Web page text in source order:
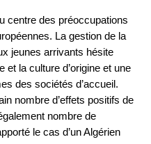
centre des préoccupations
La gestion de la
jeunes arrivants hésite
et la culture d’origine et une
des sociétés d’accueil.
nombre d’effets positifs de
nombre de
le cas d’un Algérien